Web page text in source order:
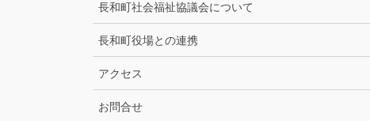
長和町社会福祉協議会について
長和町役場との連携
アクセス
お問合せ